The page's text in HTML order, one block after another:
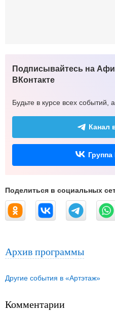
Подписывайтесь на
ВКонтакте
Будьте в курсе всех событий,
Канал
Группа
Поделиться в социальных
Архив программы
Другие события в «Артэтаж»
Комментарии